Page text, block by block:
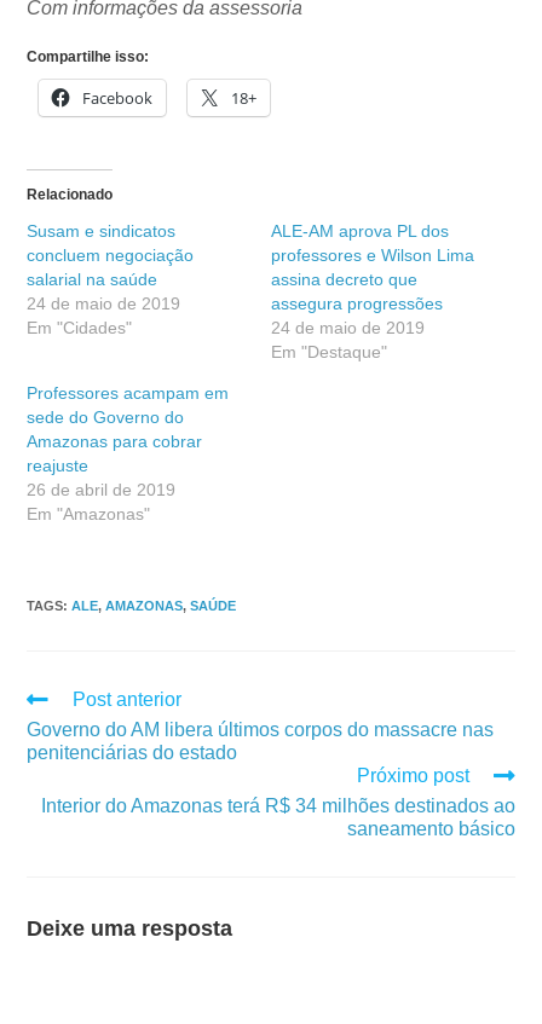
Com informações da assessoria
Compartilhe isso:
Facebook 18+
Relacionado
Susam e sindicatos
concluem negociação
salarial na saúde
24 de maio de 2019
Em "Cidades"
ALE-AM aprova PL dos
professores e Wilson Lima
assina decreto que
assegura progressões
24 de maio de 2019
Em "Destaque"
Professores acampam em
sede do Governo do
Amazonas para cobrar
reajuste
26 de abril de 2019
Em "Amazonas"
TAGS:ALE, AMAZONAS, SAÚDE
Post anterior
Governo do AM libera últimos corpos do massacre nas
penitenciárias do estado
Próximo post
Interior do Amazonas terá R$ 34 milhões destinados ao
saneamento básico
Deixe uma resposta